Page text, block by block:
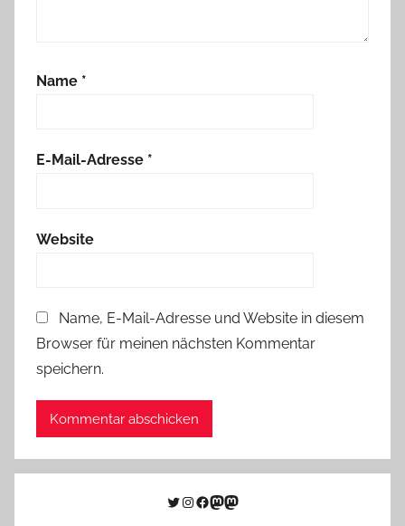
Name *
E-Mail-Adresse *
Website
Name, E-Mail-Adresse und Website in diesem
Browser für meinen nächsten Kommentar
speichern.
Twitter
Instagram
Facebook
Link zu Mastodon
Mastodon